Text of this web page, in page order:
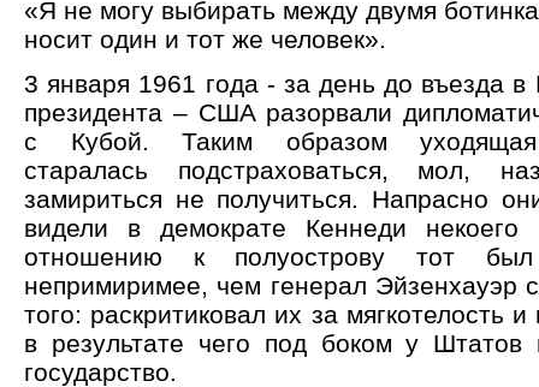
«Я не могу выбирать между двумя
носит один и тот же человек».
3 января 1961 года - за день до въезда
президента – США разорвали
с Кубой. Таким образом уходящая
старалась подстраховаться, мол,
замириться не получиться. Напрасно
видели в демократе Кеннеди
отношению к полуострову тот
непримиримее, чем генерал Эйзенхауэр
того: раскритиковал их за мягкотелость
в результате чего под боком у Штатов
государство.